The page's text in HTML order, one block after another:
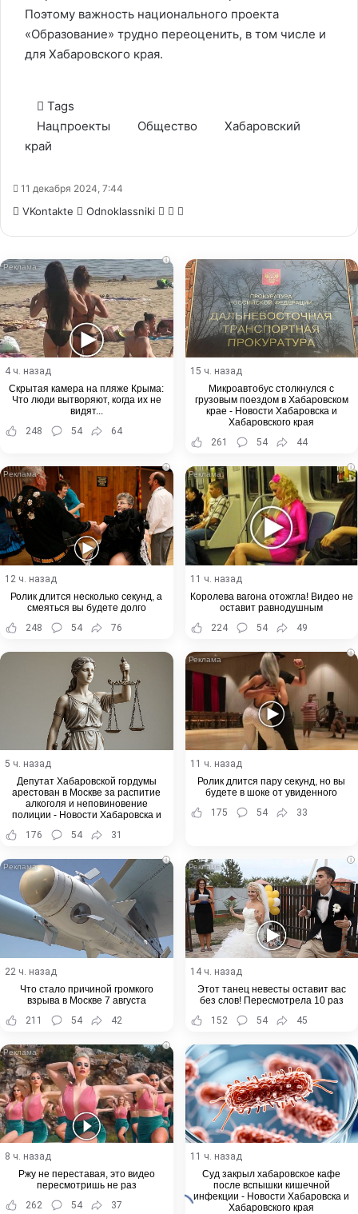
Поэтому важность национального проекта
«Образование» трудно переоценить, в том числе и
для Хабаровского края.
Tags
Нацпроекты
Общество
Хабаровский
край
11 декабря 2024, 7:44
VKontakte Odnoklassniki WhatsApp
Telegram
i
4 ч. назад
Скрытая камера на пляже Крыма:
Что люди вытворяют, когда их не
видят...
248
54 64
15 ч. назад
Микроавтобус столкнулся с
грузовым поездом в Хабаровском
крае - Новости Хабаровска и
Хабаровского края
261
54 44
i
12 ч. назад
Ролик длится несколько секунд, а
смеяться вы будете долго
248
54 76
i
11 ч. назад
Королева вагона отожгла! Видео не
оставит равнодушным
224
54 49
5 ч. назад
Депутат Хабаровской гордумы
арестован в Москве за распитие
алкоголя и неповиновение
полиции - Новости Хабаровска и
176 54 31
i
11 ч. назад
Ролик длится пару секунд, но вы
будете в шоке от увиденного
175
54 33
i
22 ч. назад
Что стало причиной громкого
взрыва в Москве 7 августа
211
54 42
i
14 ч. назад
Этот танец невесты оставит вас
без слов! Пересмотрела 10 раз
152
54 45
i
8 ч. назад
Ржу не переставая, это видео
пересмотришь не раз
262
54 37
11 ч. назад
Суд закрыл хабаровское кафе
после вспышки кишечной
инфекции - Новости Хабаровска и
Хабаровского края